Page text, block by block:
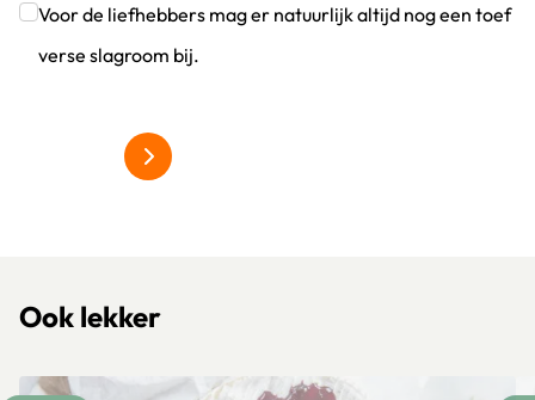
Klik om dit selectievakje aan te vinken
Voor de liefhebbers mag er natuurlijk altijd nog een toef
verse slagroom bij.
Alles over grillgroentes
Ook lekker